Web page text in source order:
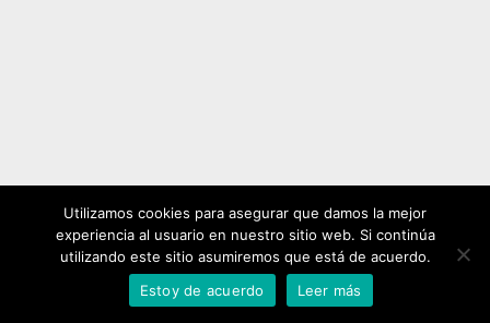
Utilizamos cookies para asegurar que damos la mejor
experiencia al usuario en nuestro sitio web. Si continúa
utilizando este sitio asumiremos que está de acuerdo.
Estoy de acuerdo
Leer más